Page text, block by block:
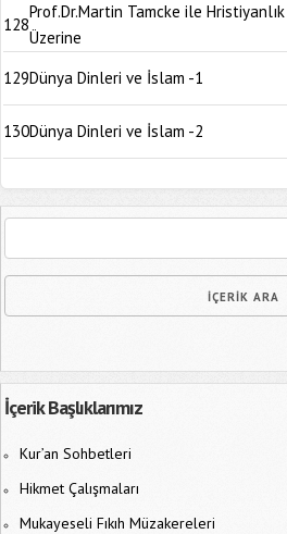
128
Prof.Dr.Martin Tamcke ile Hristiyanlık
Üzerine
129Dünya Dinleri ve İslam -1
130Dünya Dinleri ve İslam -2
İçerik Başlıklarımız
Kur’an Sohbetleri
Hikmet Çalışmaları
Mukayeseli Fıkıh Müzakereleri